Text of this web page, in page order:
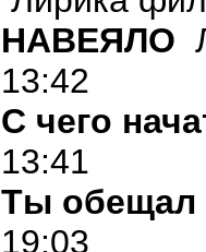
НАВЕЯЛО
13:42
С чего
13:41
Ты обещал
19:03